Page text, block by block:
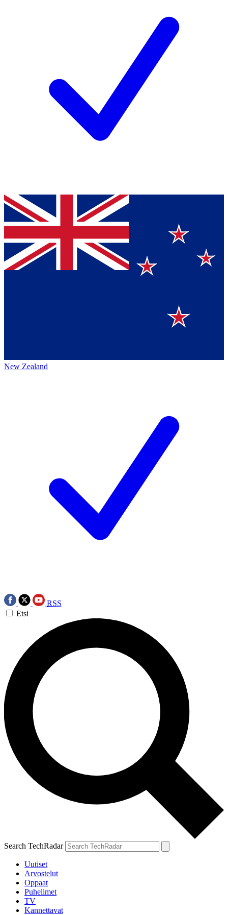
New Zealand
RSS
Etsi
Search TechRadar
Uutiset
Arvostelut
Oppaat
Puhelimet
TV
Kannettavat